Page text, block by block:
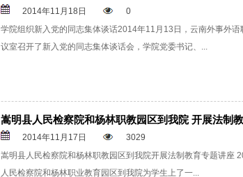
2014年11月18日
0
学院组织新入党的同志集体谈话2014年11月13日，云南外事外
议室召开了新入党的同志集体谈话会，学院党委书记、...
嵩明县人民检察院和杨林职教园区到我院 开展法制
2014年11月17日
3029
嵩明县人民检察院和杨林职教园区到我院开展法制教育专题讲座
人民检察院和杨林职业教育园区到我院为学生上了一...